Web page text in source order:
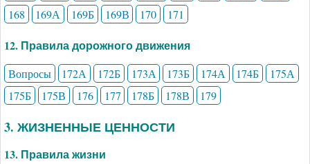
168
169А 169Б 169В 170 171
12. Правила дорожного движения
Вопросы 172А 172Б 173А 173Б 174А 174Б
175А
175Б
175В 176 177 178Б 178В 179
3. ЖИЗНЕННЫЕ ЦЕННОСТИ
13. Правила жизни